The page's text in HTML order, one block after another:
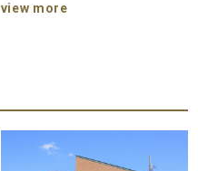
view more